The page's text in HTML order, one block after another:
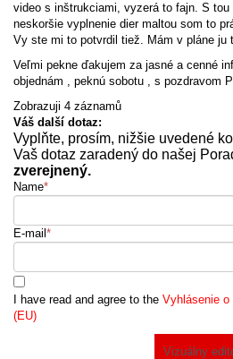
video s inštrukciami, vyzerá to fajn. S
neskoršie vyplnenie dier maltou som to
Vy ste mi to potvrdil tiež. Mám v pláne ju
Veľmi pekne ďakujem za jasné a cenné
objednám , peknú sobotu , s pozdravom
Zobrazuji 4 záznamů
Váš další dotaz:
Vyplňte, prosím, nižšie uvedené
Vaš dotaz zaradený do našej
zverejnený.
Name*
E-mail *
I have read and agree to the Vyhlásenie o
(EU)
Vizuálny